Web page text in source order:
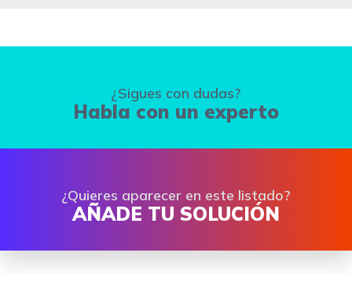
¿Sigues con dudas?
Habla con un experto
¿Quieres aparecer en este listado?
AÑADE TU SOLUCIÓN